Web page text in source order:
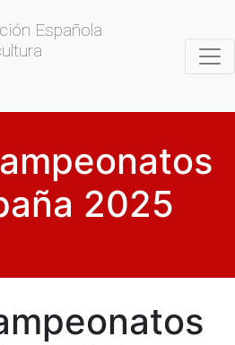
Española
2025